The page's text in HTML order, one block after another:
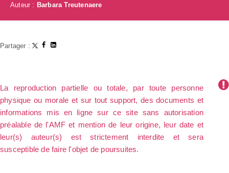
Auteur : Barbara Treutenaere
Partager :
La reproduction partielle ou totale, par toute personne
physique ou morale et sur tout support, des documents et
informations mis en ligne sur ce site sans autorisation
préalable de l'AMF et mention de leur origine, leur date et
leur(s) auteur(s) est strictement interdite et sera
susceptible de faire l'objet de poursuites.